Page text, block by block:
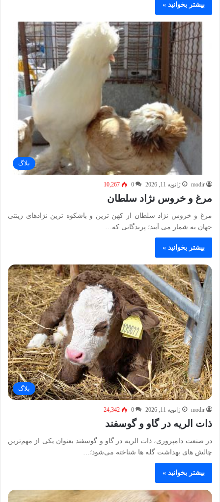
بیشتر بخوانید »
بلاگ
modir ژانویه 11, 2026 0
10,267
مرغ و خروس نژاد سلطان
مرغ و خروس نژاد سلطان از کهن‌ ترین و باشکوه‌ ترین نژادهای زینتی
جهان به شمار می‌ آیند؛ پرندگانی که…
بیشتر بخوانید »
بلاگ
modir ژانویه 11, 2026 0
24,342
ذات‌ الریه در گاو و گوسفند
در صنعت دامپروری، ذات‌ الریه در گاو و گوسفند بعنوان یکی از مهم‌ترین
چالش‌ های بهداشت گله‌ ها شناخته می‌شود؛…
بیشتر بخوانید »